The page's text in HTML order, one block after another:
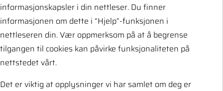
informasjonskapsler i din nettleser. Du finner
informasjonen om dette i “Hjelp”-funksjonen i
nettleseren din. Vær oppmerksom på at å begrense
tilgangen til cookies kan påvirke funksjonaliteten på
nettstedet vårt.
Det er viktig at opplysninger vi har samlet om deg er